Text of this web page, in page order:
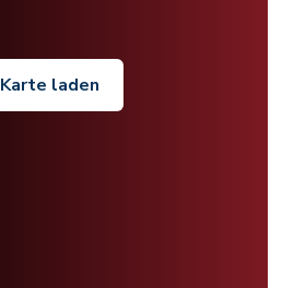
Karte laden